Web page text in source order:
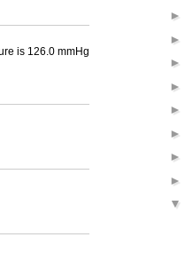
is 126.0 mmHg
►
►
►
►
►
►
►
►
▼